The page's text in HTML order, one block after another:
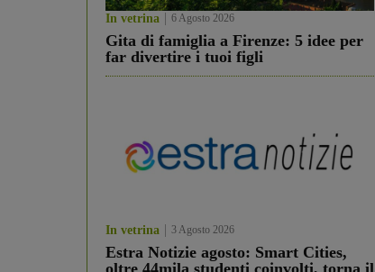
In vetrina 6 Agosto 2026
Gita di famiglia a Firenze: 5 idee per
far divertire i tuoi figli
In vetrina 3 Agosto 2026
Estra Notizie agosto: Smart Cities,